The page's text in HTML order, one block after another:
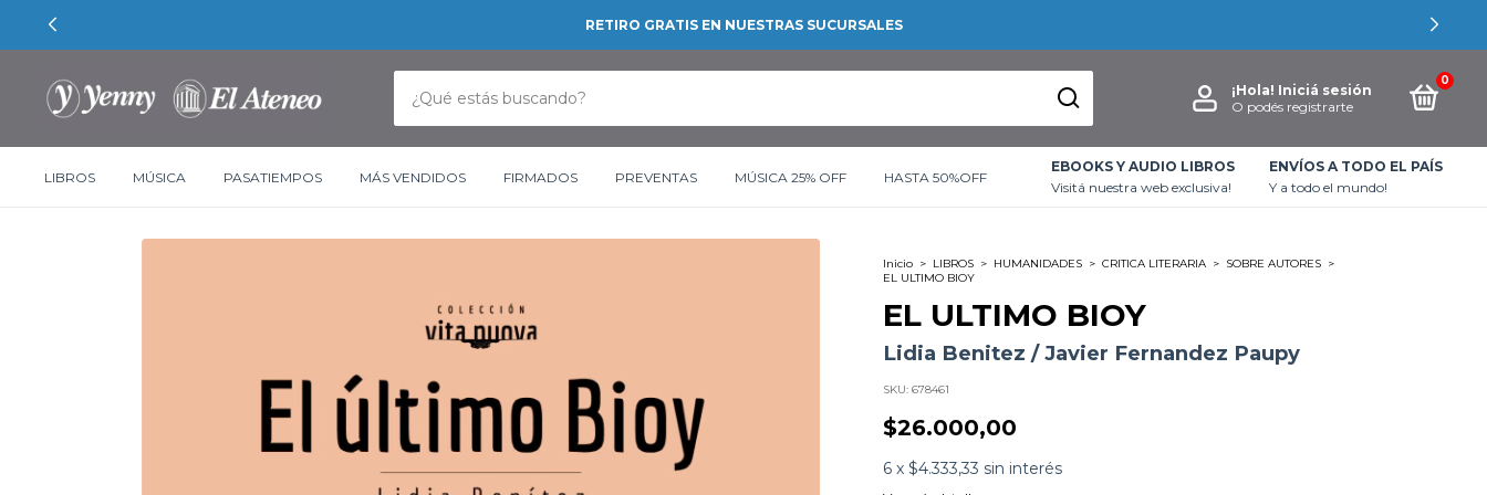
RETIRO GRATIS EN NUESTRAS SUCURSALES
¡Hola! Iniciá sesión
O podés registrarte
0
LIBROS MÚSICA PASATIEMPOS MÁS VENDIDOS FIRMADOS PREVENTAS MÚSICA 25% OFF HASTA 50%OFF
EBOOKS Y AUDIO LIBROS
Visitá nuestra web exclusiva!
ENVÍOS A TODO EL PAÍS
Y a todo el mundo!
Inicio > LIBROS > HUMANIDADES > CRITICA LITERARIA > SOBRE AUTORES >
EL ULTIMO BIOY
EL ULTIMO BIOY
Lidia Benitez / Javier Fernandez Paupy
SKU: 678461
$26.000,00
6 x $4.333,33 sin interés